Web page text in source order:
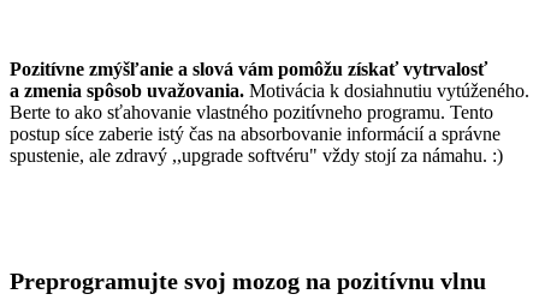
Pozitívne zmýšľanie a slová vám pomôžu získať vytrvalosť
a zmenia spôsob uvažovania. Motivácia k dosiahnutiu vytúženého.
Berte to ako sťahovanie vlastného pozitívneho programu. Tento
postup síce zaberie istý čas na absorbovanie informácií a správne
spustenie, ale zdravý ,,upgrade softvéru" vždy stojí za námahu. :)
Preprogramujte svoj mozog na pozitívnu vlnu